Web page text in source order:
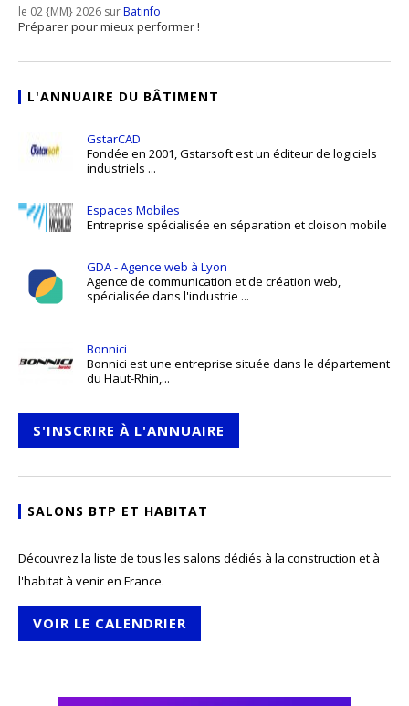
le 02 {MM} 2026 surBatinfo
Préparer pour mieux performer !
L'ANNUAIRE DU BÂTIMENT
GstarCAD
Fondée en 2001, Gstarsoft est un éditeur de logiciels
industriels ...
Espaces Mobiles
Entreprise spécialisée en séparation et cloison mobile
GDA - Agence web à Lyon
Agence de communication et de création web,
spécialisée dans l'industrie ...
Bonnici
Bonnici est une entreprise située dans le département
du Haut-Rhin,...
S'INSCRIRE À L'ANNUAIRE
SALONS BTP ET HABITAT
Découvrez la liste de tous les salons dédiés à la construction et à
l'habitat à venir en France.
VOIR LE CALENDRIER